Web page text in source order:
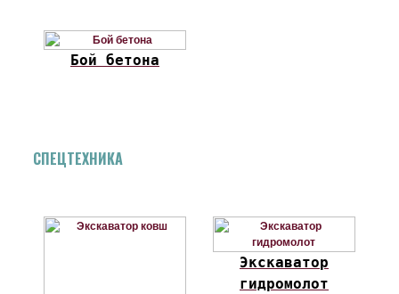
Бой бетона
СПЕЦТЕХНИКА
Экскаватор
гидромолот